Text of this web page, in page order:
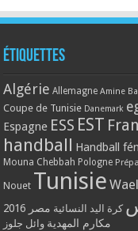
Étiquettes
Algérie Allemagne Amine
Coupe de Tunisie Danemark
Espagne ESS EST
handball Handball
Mouna Chebbah Pologne
Nouet Tunisie
كرة اليد النسائية مصر 2016
مكارم المهدية وائل جلوز